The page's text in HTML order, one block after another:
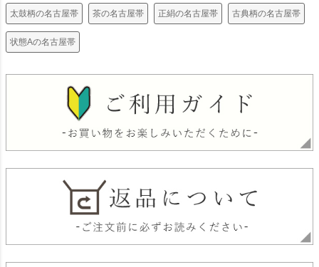
太鼓柄の名古屋帯 茶の名古屋帯 正絹の名古屋帯 古典柄の名古屋帯
状態Aの名古屋帯